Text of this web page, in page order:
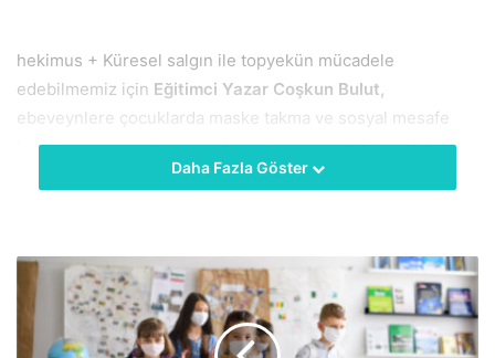
hekimus + Küresel salgın ile topyekün mücadele
edebilmemiz için Eğitimci Yazar Coşkun Bulut,
ebeveynlere çocuklarda maske takma ve sosyal mesafe
kurallarına uyum konusunda motivasyon oluşturmak için şu
Hayatımızı sağlıklı bir şekilde devam ettirebilmemiz için
gerekli olan mesafe, temizlik, maske takma kurallarına
yetişkinler olarak önce biz uymalıyız ve çocuklara doğru
Daha Fazla Göster